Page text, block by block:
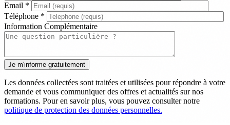
Email *
Téléphone *
Information Complémentaire
Les données collectées sont traitées et utilisées pour répondre à votre
demande et vous communiquer des offres et actualités sur nos
formations. Pour en savoir plus, vous pouvez consulter notre
politique de protection des données personnelles.